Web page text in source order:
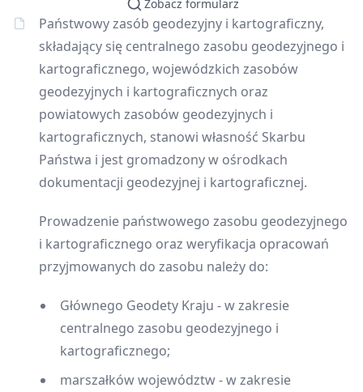
Zobacz formularz
Państwowy zasób geodezyjny i kartograficzny,
składający się centralnego zasobu geodezyjnego i
kartograficznego, wojewódzkich zasobów
geodezyjnych i kartograficznych oraz
powiatowych zasobów geodezyjnych i
kartograficznych, stanowi własność Skarbu
Państwa i jest gromadzony w ośrodkach
dokumentacji geodezyjnej i kartograficznej.
Prowadzenie państwowego zasobu geodezyjnego
i kartograficznego oraz weryfikacja opracowań
przyjmowanych do zasobu należy do:
Głównego Geodety Kraju - w zakresie
centralnego zasobu geodezyjnego i
kartograficznego;
marszałków województw - w zakresie